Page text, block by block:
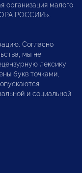
малого
РОССИИ».
Согласно
мы не
лексику
букв точками,
и социальной